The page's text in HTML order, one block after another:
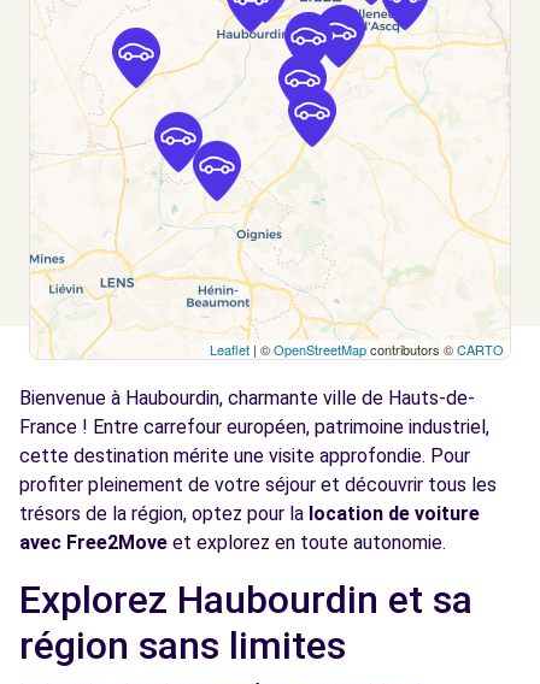
LILLE, FR-59, 59160
Voir l'agence
Free2move Rent - S&YOU - LOMME (F)
4.2 km
449-453 AVENUE DE DUNKERQUE
LOMME, 59160
Voir l'agence
Free2Move Rent - GARAGE PLANQUE SARL -
WATTIGNIES (C)
5.7
km
136 RUE DU GENERAL DE GAULLE
WATTIGNIES, 59139
Voir l'agence
Free2move Rent - S&You - FACHES
THUMESNIL (P) 24/7
2 RUE DE L'EGALITE
FACHES THUMESNIL, FR-59, 59155
Leaflet | ©OpenStreetMapcontributors ©CARTO
Bienvenue à Haubourdin, charmante ville de Hauts-de-
France ! Entre carrefour européen, patrimoine industriel,
cette destination mérite une visite approfondie. Pour
profiter pleinement de votre séjour et découvrir tous les
trésors de la région, optez pour la location de voiture
avec Free2Move et explorez en toute autonomie.
Explorez Haubourdin et sa
région sans limites